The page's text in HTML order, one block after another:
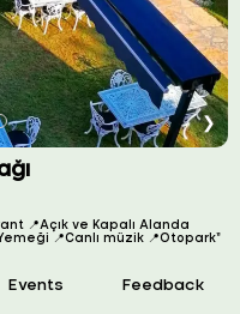
❯
📍Açık ve Kapalı Alanda
📍Canlı müzik 📍Otopark”
Events Feedback